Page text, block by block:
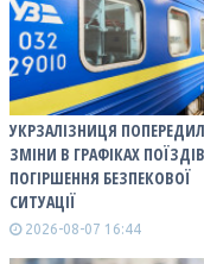
УКРЗАЛІЗНИЦЯ
ЗМІНИ В ГРАФІКАХ
ПОГІРШЕННЯ БЕЗПЕКОВОЇ
СИТУАЦІЇ
2026-08-07 16:44